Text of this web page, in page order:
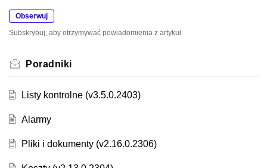
Obserwuj
Subskrybuj, aby otrzymywać powiadomienia z artykuł.
Poradniki
Listy kontrolne (v3.5.0.2403)
Alarmy
Pliki i dokumenty (v2.16.0.2306)